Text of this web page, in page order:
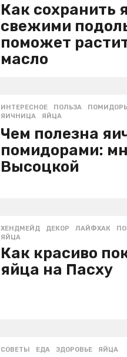
Как сохранить
свежими
поможет
масло
ИНТЕРЕСНОЕ ПОЛЬЗА ,ПОМИДОРЫ
ЯИЧНИЦА
,ЯЙЦА
Чем полезна
помидорами:
Высоцкой
ХЕНДМЕЙД ДЕКОР ,ЛАЙФХАК ,
ЯЙЦА
Как красиво
яйца на Пасху
СОВЕТЫ ЕДА ,ЗДОРОВЬЕ ,ЯЙЦА